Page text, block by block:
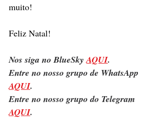
muito!
Feliz Natal!
Nos siga no BlueSky AQUI.
Entre no nosso grupo de WhatsApp
AQUI.
Entre no nosso grupo do Telegram
AQUI.